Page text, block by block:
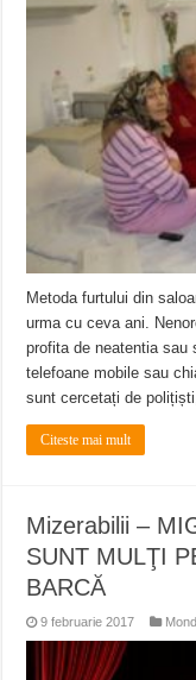
Metoda furtului din
urma cu ceva ani.
profita de neatentia sau
telefoane mobile sau
sunt cercetați de
Citeste mai mult
Mizerabilii –
SUNT MULŢI
BARCĂ
9 februarie 2017